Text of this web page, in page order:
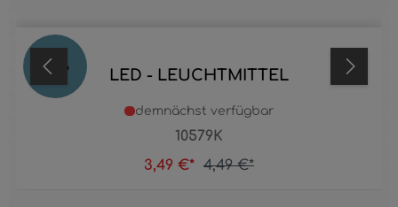
22 % LED - LEUCHTMITTEL
10579K
demnächst verfügbar
3,49 €* 4,49 €*